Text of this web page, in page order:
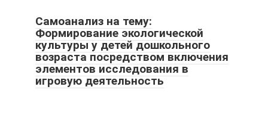
Самоанализ на тему:
Формирование экологической
культуры у детей дошкольного
возраста посредством включения
элементов исследования в
игровую деятельность